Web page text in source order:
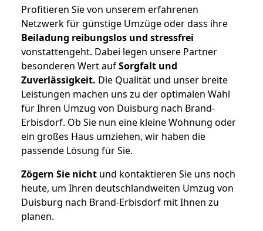
Profitieren Sie von unserem erfahrenen
Netzwerk für günstige Umzüge oder dass ihre
Beiladung reibungslos und stressfrei
vonstattengeht. Dabei legen unsere Partner
besonderen Wert aufSorgfalt und
Zuverlässigkeit. Die Qualität und unser breite
Leistungen machen uns zu der optimalen Wahl
für Ihren Umzug von Duisburg nach Brand-
Erbisdorf. Ob Sie nun eine kleine Wohnung oder
ein großes Haus umziehen, wir haben die
passende Lösung für Sie.
Zögern Sie nicht und kontaktieren Sie uns noch
heute, um Ihren deutschlandweiten Umzug von
Duisburg nach Brand-Erbisdorf mit Ihnen zu
planen.